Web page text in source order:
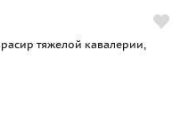
тяжелой кавалерии,